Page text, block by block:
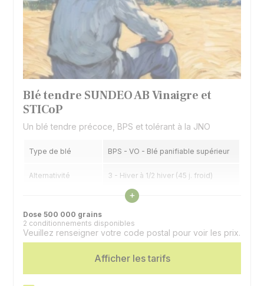
Blé tendre SUNDEO AB Vinaigre et
STICoP
Un blé tendre précoce, BPS et tolérant à la JNO
Type de blé BPS - VO - Blé panifiable supérieur
Alternativité 3 - Hiver à 1/2 hiver (45 j. froid)
7 - PrécoceVoir les caractéristiques
+
Dose 500 000 grains
2 conditionnements disponibles
Veuillez renseigner votre code postal pour voir les prix.
Afficher les tarifs